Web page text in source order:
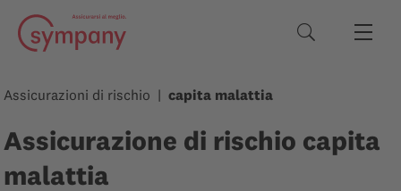
Termini di
Assicurazioni di rischio capita malattia
Assicurazione di rischio capita
malattia